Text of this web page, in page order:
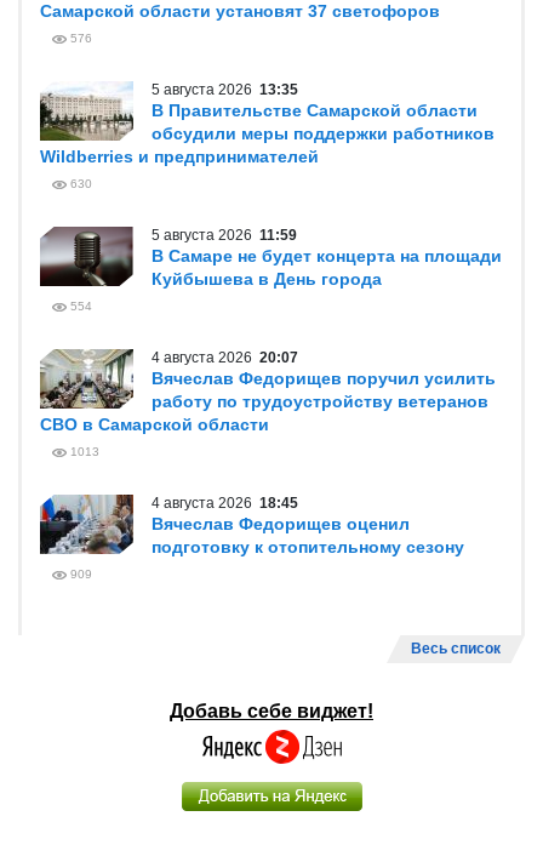
Самарской области установят 37 светофоров
576
5 августа 2026 13:35
В Правительстве Самарской области
обсудили меры поддержки работников
Wildberries и предпринимателей
630
5 августа 2026 11:59
В Самаре не будет концерта на площади
Куйбышева в День города
554
4 августа 2026 20:07
Вячеслав Федорищев поручил усилить
работу по трудоустройству ветеранов
СВО в Самарской области
1013
4 августа 2026 18:45
Вячеслав Федорищев оценил
подготовку к отопительному сезону
909
Весь список
Добавь себе виджет!